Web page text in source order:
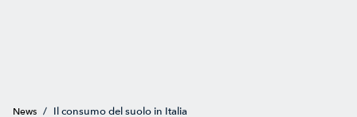
News / Il consumo del suolo in Italia